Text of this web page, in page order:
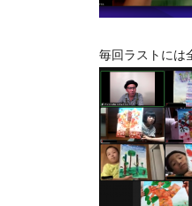
毎回ラストには